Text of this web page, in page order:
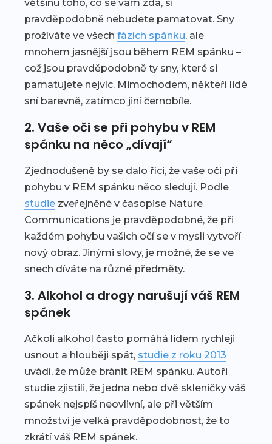
většinu toho, co se vám zdá, si
pravděpodobně nebudete pamatovat. Sny
prožíváte ve všech fázích spánku, ale
mnohem jasnější jsou během REM spánku –
což jsou pravděpodobně ty sny, které si
pamatujete nejvíc. Mimochodem, někteří lidé
sní barevně, zatímco jiní černobíle.
2. Vaše oči se při pohybu v REM
spánku na něco „dívají“
Zjednodušeně by se dalo říci, že vaše oči při
pohybu v REM spánku něco sledují. Podle
studie zveřejněné v časopise Nature
Communications je pravděpodobné, že při
každém pohybu vašich očí se v mysli vytvoří
nový obraz. Jinými slovy, je možné, že se ve
snech díváte na různé předměty.
3. Alkohol a drogy narušují váš REM
spánek
Ačkoli alkohol často pomáhá lidem rychleji
usnout a hlouběji spát, studie z roku 2013
uvádí, že může bránit REM spánku. Autoři
studie zjistili, že jedna nebo dvě skleničky váš
spánek nejspíš neovlivní, ale při větším
množství je velká pravděpodobnost, že to
zkrátí váš REM spánek.